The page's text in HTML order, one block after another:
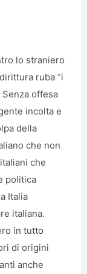
lo straniero
ruba “i
offesa
incolta e
della
che non
che
politica
Italia
italiana.
in tutto
di origini
anche